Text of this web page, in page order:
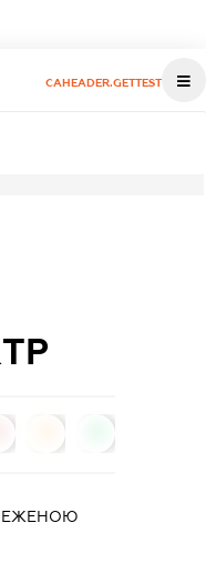
CAHEADER.GETTEST